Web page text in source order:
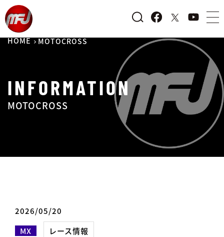
HOME MOTOCROSS
INFORMATION
MOTOCROSS
2026/05/20
MX
レース情報